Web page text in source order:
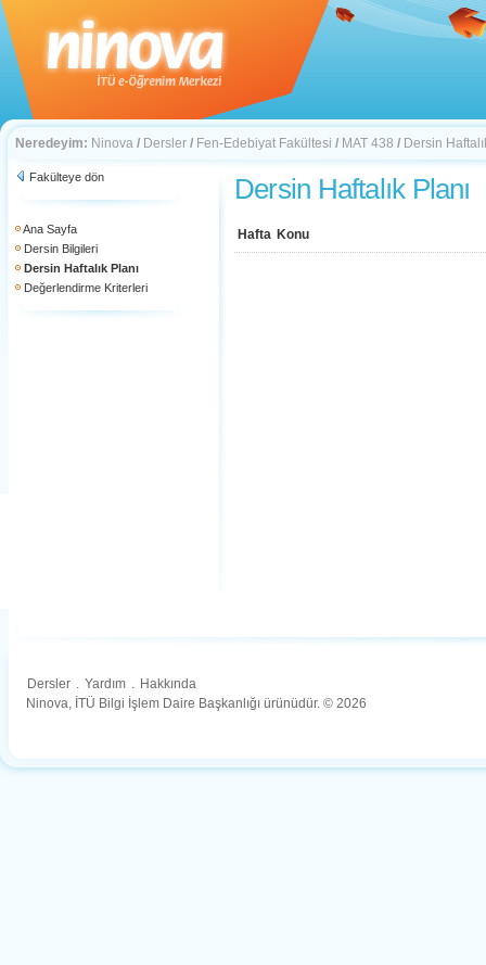
Neredeyim: Ninova / Dersler / Fen-Edebiyat Fakültesi / MAT 438 / Dersin
Fakülteye dön
Ana Sayfa
Dersin Bilgileri
Dersin Haftalık Planı
Değerlendirme Kriterleri
Dersin Haftalık Planı
Hafta Konu
Dersler . Yardım . Hakkında
Ninova, İTÜ Bilgi İşlem Daire Başkanlığı ürünüdür. © 2026